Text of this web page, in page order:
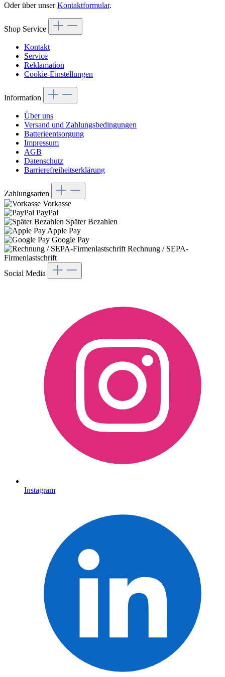
Oder über unserKontaktformular.
Shop Service
Kontakt
Service
Reklamation
Cookie-Einstellungen
Information
Über uns
Versand und Zahlungsbedingungen
Batterieentsorgung
Impressum
AGB
Datenschutz
Barrierefreiheitserklärung
Zahlungsarten
Vorkasse
PayPal
Später Bezahlen
Apple Pay
Google Pay
Rechnung / SEPA-
Firmenlastschrift
Social Media
Instagram